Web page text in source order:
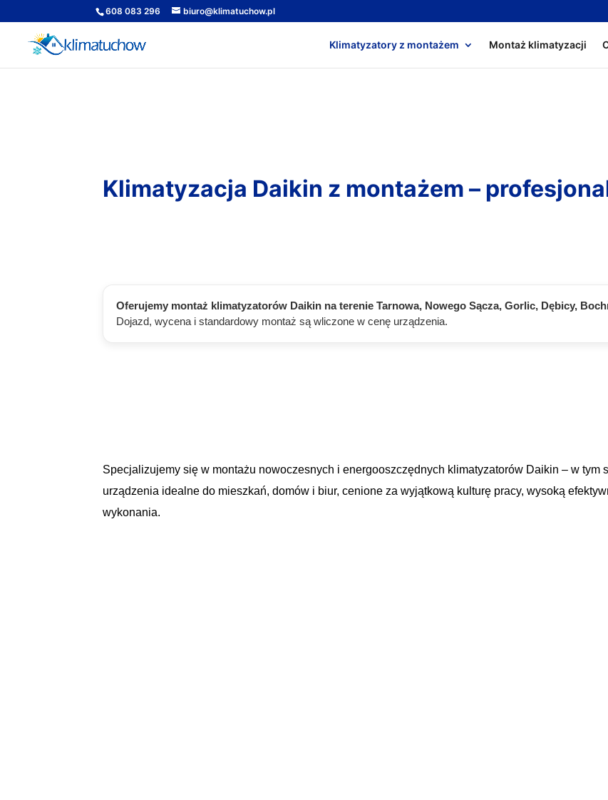
608 083 296 biuro@klimatuchow.pl
Klimatyzatory z montażem Montaż klimatyzacji
Klimatyzacja Daikin z montażem –
Oferujemy montaż klimatyzatorów Daikin na terenie Tarnowa, Nowego Sącza, Gorlic, Dębicy,
Dojazd, wycena i standardowy montaż są wliczone w cenę urządzenia.
Specjalizujemy się w montażu nowoczesnych i energooszczędnych klimatyzatorów Daikin – w tym
urządzenia idealne do mieszkań, domów i biur, cenione za wyjątkową kulturę pracy, wysoką
wykonania.